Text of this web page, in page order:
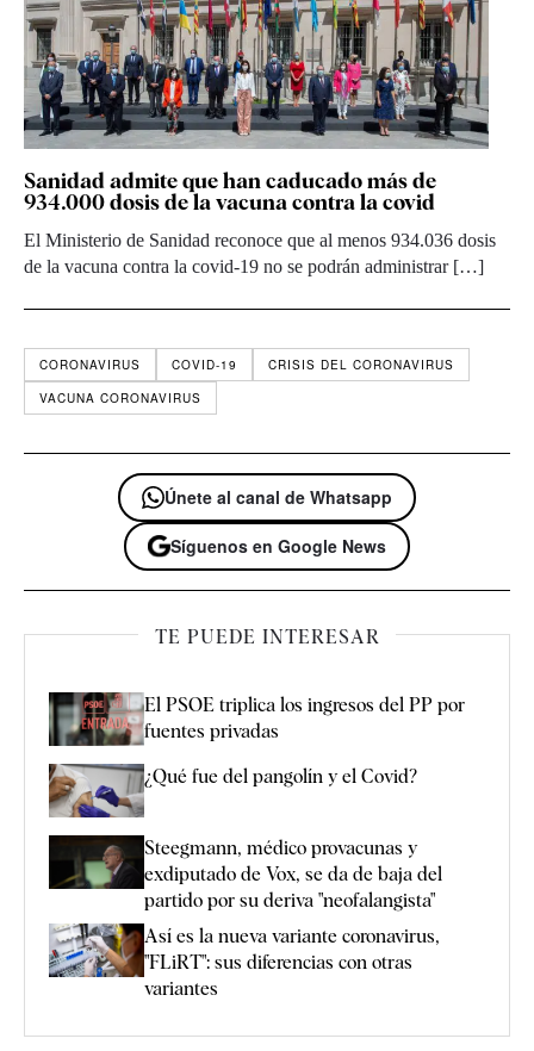
Sanidad admite que han caducado más de
934.000 dosis de la vacuna contra la covid
El Ministerio de Sanidad reconoce que al menos 934.036 dosis
de la vacuna contra la covid-19 no se podrán administrar […]
CORONAVIRUS COVID-19
CRISIS DEL CORONAVIRUS
VACUNA CORONAVIRUS
Únete al canal de Whatsapp
Síguenos en Google News
TE PUEDE INTERESAR
El PSOE triplica los ingresos del PP por
fuentes privadas
¿Qué fue del pangolín y el Covid?
Steegmann, médico provacunas y
exdiputado de Vox, se da de baja del
partido por su deriva "neofalangista"
Así es la nueva variante coronavirus,
"FLiRT": sus diferencias con otras
variantes